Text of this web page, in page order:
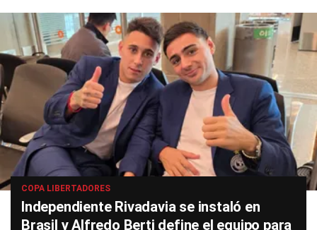
COPA LIBERTADORES
Independiente Rivadavia se instaló en
Brasil y Alfredo Berti define el equipo para